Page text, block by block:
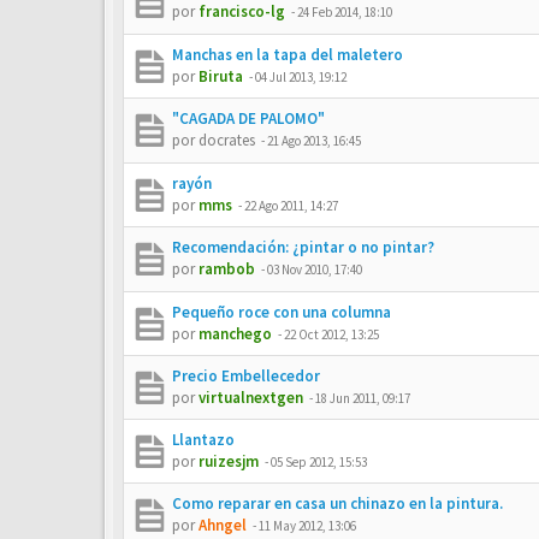
porfrancisco-lg -24 Feb 2014, 18:10
Manchas en la tapa del maletero
porBiruta -04 Jul 2013, 19:12
"CAGADA DE PALOMO"
pordocrates -21 Ago 2013, 16:45
rayón
pormms -22 Ago 2011, 14:27
Recomendación: ¿pintar o no pintar?
porrambob -03 Nov 2010, 17:40
Pequeño roce con una columna
pormanchego -22 Oct 2012, 13:25
Precio Embellecedor
porvirtualnextgen -18 Jun 2011, 09:17
Llantazo
porruizesjm -05 Sep 2012, 15:53
Como reparar en casa un chinazo en la pintura.
porAhngel -11 May 2012, 13:06